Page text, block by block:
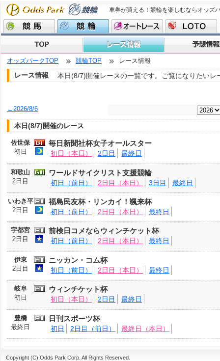
車券が買える！競輪を楽しむならオッズ
オッズパークTOP 競輪TOP レース情報
レース情報 本日(8/7)開催レースの一覧です。ご覧になりたいレ
←2026/8/6
本日(8/7)開催のレース
佐世保
初日
毎日新聞社杯女子オールスター
初日（本日）
2日目 最終日
和歌山
2日目
ワールドサイクリスト支援競輪
初日（前日）
2日目（本日） 3日目 最終日
いわき平
2日目
福島民友杯・リンカイ！颯来杯
初日（前日）
2日目（本日） 最終日
宇都宮
2日目
前検日コメならウィンチケット杯
初日（前日）
2日目（本日） 最終日
伊東
2日目
ニッカン・コム杯
初日（前日）
2日目（本日） 最終日
岐阜
初日
ウィンチケット杯
初日（本日）
2日目 最終日
豊橋
最終日
日刊スポーツ杯
初日
2日目（前日） 最終日（本日）
Copyright (C) Odds Park Corp. All Rights Reserved.